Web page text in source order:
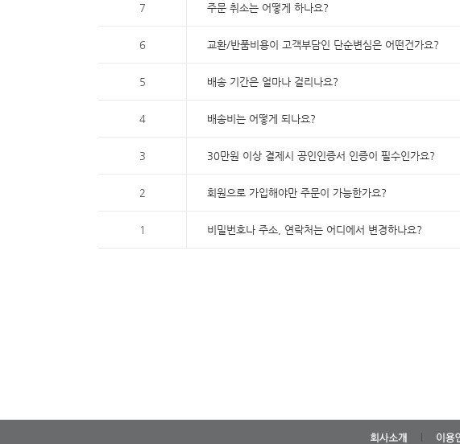
7 주문 취소는 어떻게 하나요?
6 교환/반품비용이 고객부담인 단순변심은 어떤건가요?
5 배송 기간은 얼마나 걸리나요?
4 배송비는 어떻게 되나요?
3 30만원 이상 결제시 공인인증서 인증이 필수인가요?
2 회원으로 가입해야만 주문이 가능한가요?
1 비밀번호나 주소, 연락처는 어디에서 변경하나요?